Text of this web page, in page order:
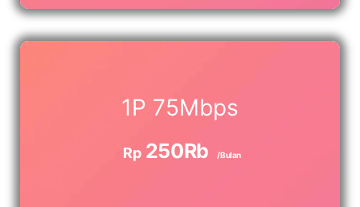
1P 75Mbps
Rp 250Rb /Bulan